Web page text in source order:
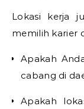
Lokasi kerja
memilih karier
Apakah
cabang di
Apakah